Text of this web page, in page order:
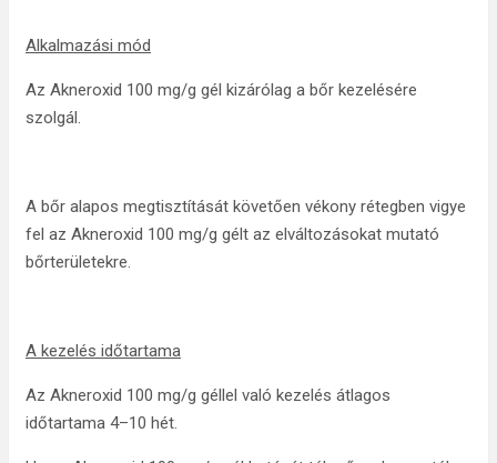
Alkalmazási mód
Az Akneroxid 100 mg/g gél kizárólag a bőr kezelésére
szolgál.
A bőr alapos megtisztítását követően vékony rétegben vigye
fel az Akneroxid 100 mg/g gélt az elváltozásokat mutató
bőrterületekre.
A kezelés időtartama
Az Akneroxid 100 mg/g géllel való kezelés átlagos
időtartama 4–10 hét.